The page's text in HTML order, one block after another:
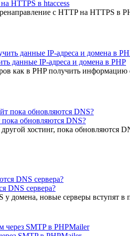
HTTPS в htaccess
с HTTP на HTTPS в
данные IP-адреса и домена в PHP
как в PHP получить информацию
обновляются DNS?
хостинг, пока обновляются
DNS сервера?
домена, новые серверы вступят в